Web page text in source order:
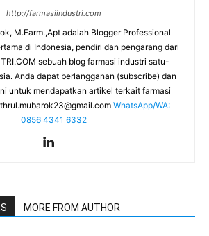
http://farmasiindustri.com
M.Farm.,Apt adalah Blogger Professional
di Indonesia, pendiri dan pengarang dari
sebuah blog farmasi industri satu-
Anda dapat berlangganan (subscribe) dan
untuk mendapatkan artikel terkait farmasi
WhatsApp/WA:
0856 4341 6332
MORE FROM AUTHOR